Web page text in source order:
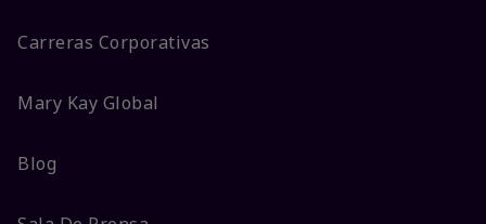
Carreras Corporativas
Mary Kay Global
Blog